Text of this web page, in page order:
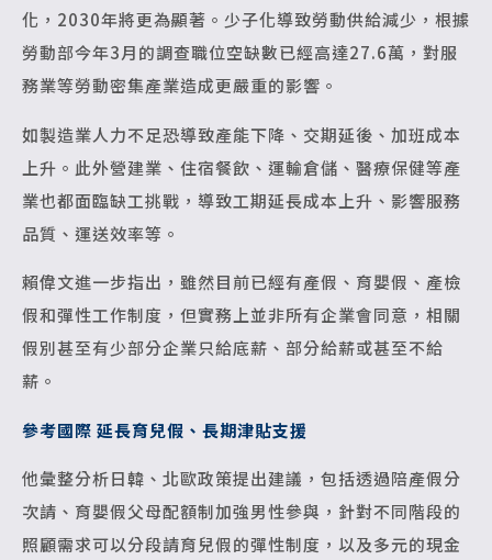
化，2030年將更為顯著。少子化導致勞動供給減少，根據
勞動部今年3月的調查職位空缺數已經高達27.6萬，對服
務業等勞動密集產業造成更嚴重的影響。
如製造業人力不足恐導致產能下降、交期延後、加班成本
上升。此外營建業、住宿餐飲、運輸倉儲、醫療保健等產
業也都面臨缺工挑戰，導致工期延長成本上升、影響服務
品質、運送效率等。
賴偉文進一步指出，雖然目前已經有產假、育嬰假、產檢
假和彈性工作制度，但實務上並非所有企業會同意，相關
假別甚至有少部分企業只給底薪、部分給薪或甚至不給
薪。
參考國際 延長育兒假、長期津貼支援
他彙整分析日韓、北歐政策提出建議，包括透過陪產假分
次請、育嬰假父母配額制加強男性參與，針對不同階段的
照顧需求可以分段請育兒假的彈性制度，以及多元的現金